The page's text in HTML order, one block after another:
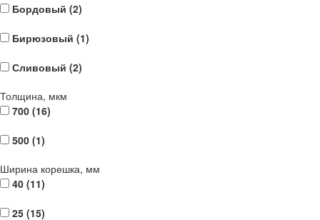
Бордовый (2)
Бирюзовый (1)
Сливовый (2)
Толщина, мкм
700 (16)
500 (1)
Ширина корешка, мм
40 (11)
25 (15)